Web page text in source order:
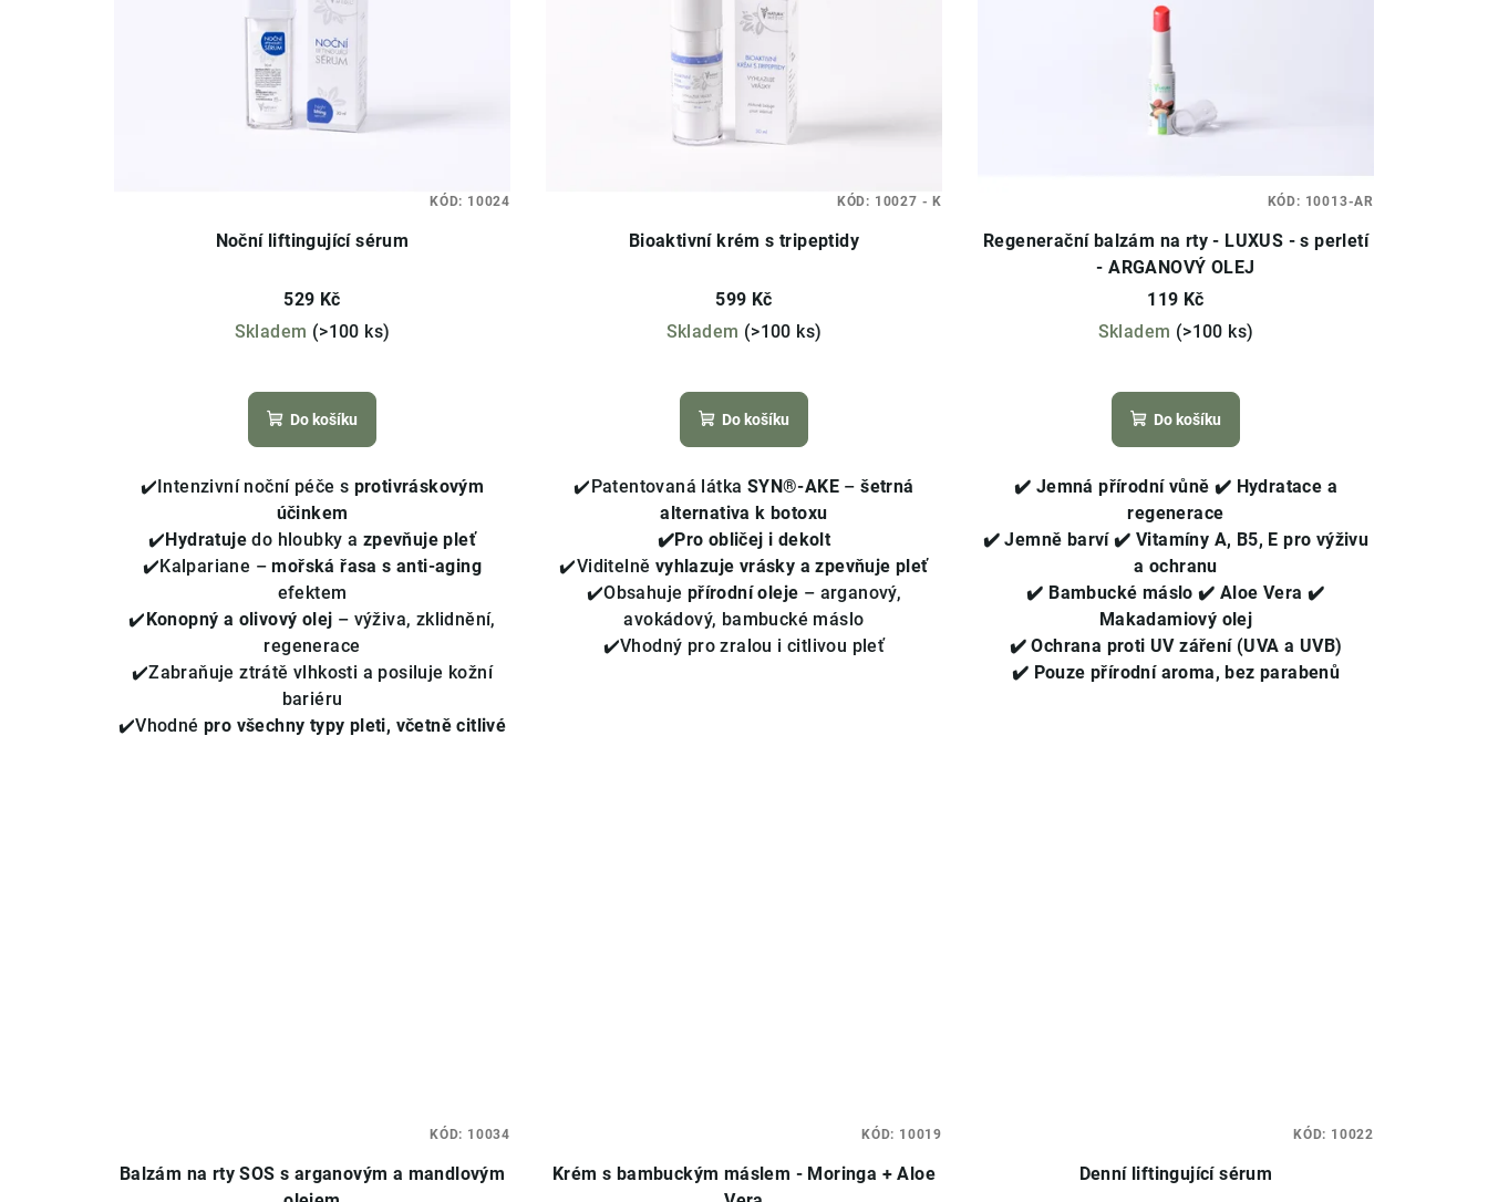
Noční liftingující sérum
529 Kč
Skladem (>100 ks)
hodnocení
produktu
je
4,1
z
5
hvězdiček.
Do košíku
✔️Intenzivní noční péče s protivráskovým
účinkem
✔️Hydratuje do hloubky a zpevňuje pleť
✔️Kalpariane –mořská řasa s anti-aging
efektem
✔️Konopný a olivový olej – výživa, zklidnění,
regenerace
✔️Zabraňuje ztrátě vlhkosti a posiluje kožní
bariéru
✔️Vhodné pro všechny typy pleti, včetně citlivé
KÓD: 10024
Bioaktivní krém s tripeptidy
599 Kč
Skladem (>100 ks)
hodnocení
produktu
je
4,0
z
5
hvězdiček.
Do košíku
✔️Patentovaná látka SYN®-AKE –šetrná
alternativa k botoxu
✔️Pro obličej i dekolt
✔️Viditelně vyhlazuje vrásky a zpevňuje pleť
✔️Obsahuje přírodní oleje – arganový,
avokádový, bambucké máslo
✔️Vhodný pro zralou i citlivou pleť
KÓD: 10027 - K
Regenerační balzám na rty - LUXUS - s perletí
- ARGANOVÝ OLEJ
119 Kč
Skladem (>100 ks)
hodnocení
produktu
je
4,6
z
5
hvězdiček.
Do košíku
✔️ Jemná přírodní vůně ✔️ Hydratace a
regenerace
✔️ Jemně barví✔️ Vitamíny A, B5, E pro výživu
a ochranu
✔️ Bambucké máslo ✔️ Aloe Vera ✔️
Makadamiový olej
✔️ Ochrana proti UV záření (UVA a UVB)
✔️ Pouze přírodní aroma, bez parabenů
KÓD: 10013-AR
Balzám na rty SOS s arganovým a mandlovým
KÓD: 10034
Krém s bambuckým máslem - Moringa + Aloe
KÓD: 10019
Denní liftingující sérum
KÓD: 10022